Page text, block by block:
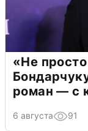
«Не
роман — с
6 августа 91